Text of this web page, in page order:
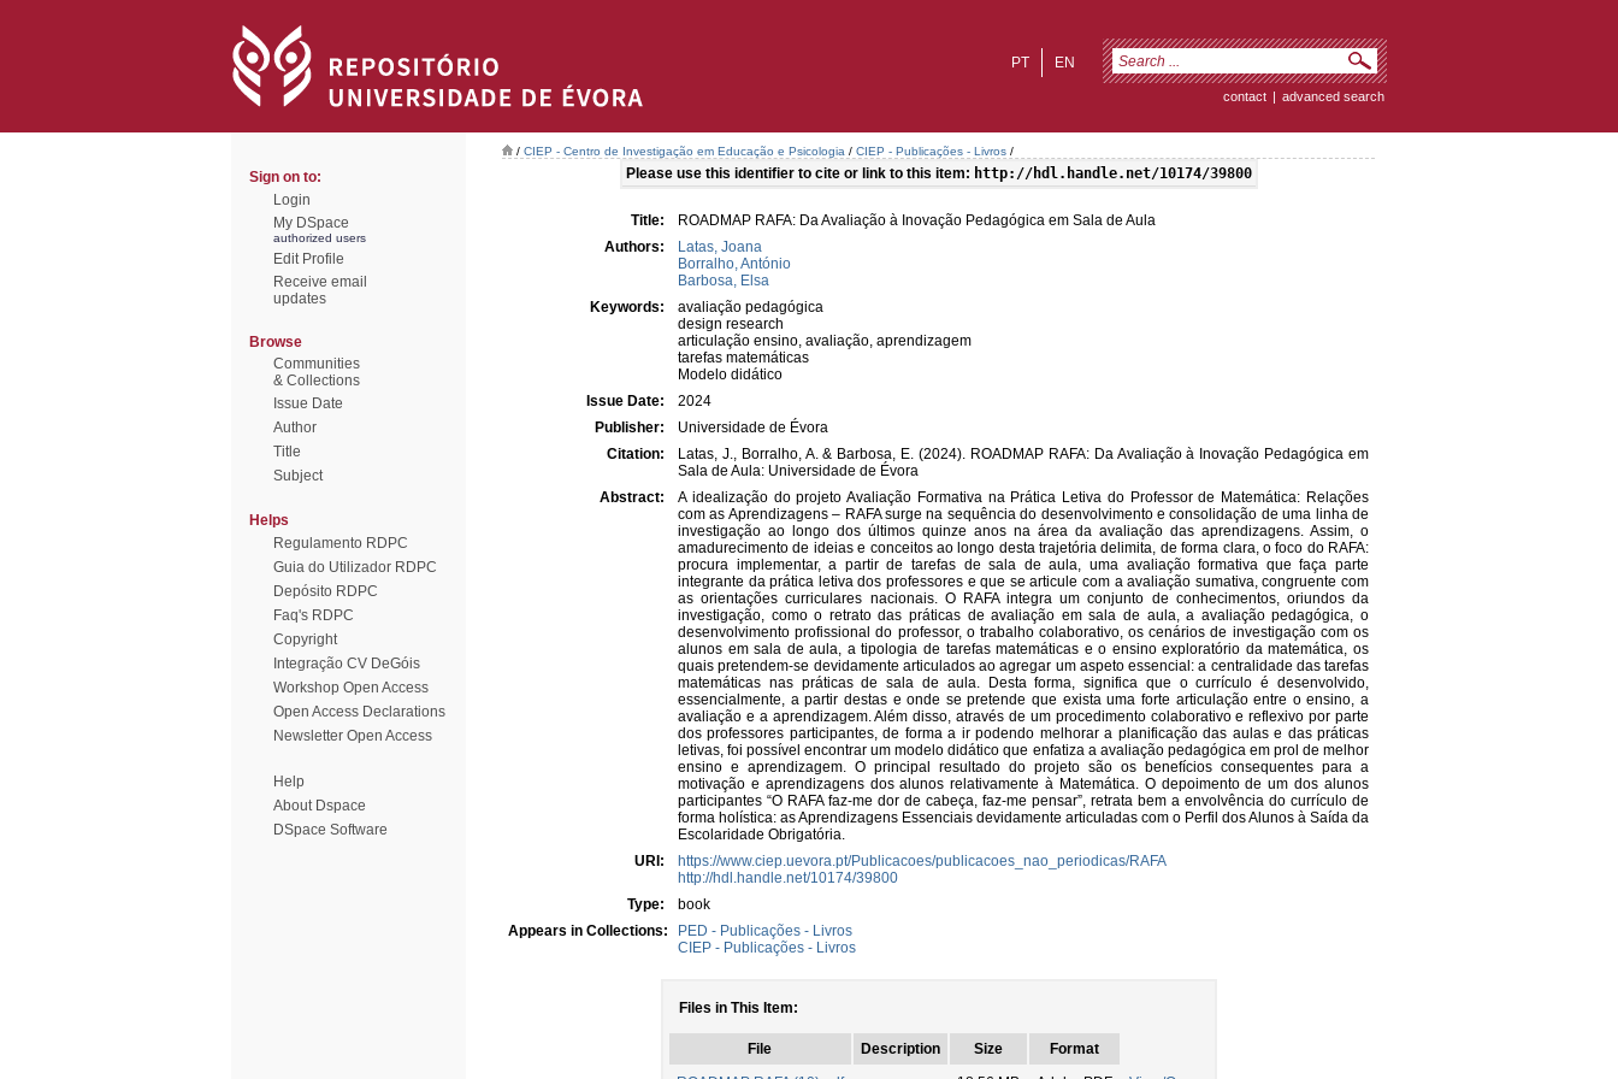
EN
PT
contact | advanced search
Sign on to:
Login
My DSpace
authorized users
Edit Profile
Receive email
updates
Browse
Communities
& Collections
Issue Date
Author
Title
Subject
Helps
Regulamento RDPC
Guia do Utilizador RDPC
Depósito RDPC
Faq's RDPC
Copyright
Integração CV DeGóis
Workshop Open Access
Open Access Declarations
Newsletter Open Access
Help
About Dspace
DSpace Software
/ CIEP - Centro de Investigação em Educação e Psicologia / CIEP - Publicações - Livros /
Please use this identifier to cite or link to this item: http://hdl.handle.net/10174/39800
Title:
ROADMAP RAFA: Da Avaliação à Inovação Pedagógica em Sala de Aula
Authors:
Latas, Joana
Borralho, António
Barbosa, Elsa
Keywords:
avaliação pedagógica
design research
articulação ensino, avaliação, aprendizagem
tarefas matemáticas
Modelo didático
Issue Date:
2024
Publisher:
Universidade de Évora
Citation:
Latas, J., Borralho, A. & Barbosa, E. (2024). ROADMAP RAFA: Da Avaliação à Inovação Pedagógica em
Sala de Aula: Universidade de Évora
Abstract:
A idealização do projeto Avaliação Formativa na Prática Letiva do Professor de Matemática: Relações
com as Aprendizagens – RAFA surge na sequência do desenvolvimento e consolidação de uma linha de
investigação ao longo dos últimos quinze anos na área da avaliação das aprendizagens. Assim, o
amadurecimento de ideias e conceitos ao longo desta trajetória delimita, de forma clara, o foco do RAFA:
procura implementar, a partir de tarefas de sala de aula, uma avaliação formativa que faça parte
integrante da prática letiva dos professores e que se articule com a avaliação sumativa, congruente com
as orientações curriculares nacionais. O RAFA integra um conjunto de conhecimentos, oriundos da
investigação, como o retrato das práticas de avaliação em sala de aula, a avaliação pedagógica, o
desenvolvimento profissional do professor, o trabalho colaborativo, os cenários de investigação com os
alunos em sala de aula, a tipologia de tarefas matemáticas e o ensino exploratório da matemática, os
quais pretendem-se devidamente articulados ao agregar um aspeto essencial: a centralidade das tarefas
matemáticas nas práticas de sala de aula. Desta forma, significa que o currículo é desenvolvido,
essencialmente, a partir destas e onde se pretende que exista uma forte articulação entre o ensino, a
avaliação e a aprendizagem. Além disso, através de um procedimento colaborativo e reflexivo por parte
dos professores participantes, de forma a ir podendo melhorar a planificação das aulas e das práticas
letivas, foi possível encontrar um modelo didático que enfatiza a avaliação pedagógica em prol de melhor
ensino e aprendizagem. O principal resultado do projeto são os benefícios consequentes para a
motivação e aprendizagens dos alunos relativamente à Matemática. O depoimento de um dos alunos
participantes “O RAFA faz-me dor de cabeça, faz-me pensar”, retrata bem a envolvência do currículo de
forma holística: as Aprendizagens Essenciais devidamente articuladas com o Perfil dos Alunos à Saída da
Escolaridade Obrigatória.
URI:
https://www.ciep.uevora.pt/Publicacoes/publicacoes_nao_periodicas/RAFA
http://hdl.handle.net/10174/39800
Type:
book
Appears in Collections:
PED - Publicações - Livros
CIEP - Publicações - Livros
Files in This Item:
File Description Size
Format